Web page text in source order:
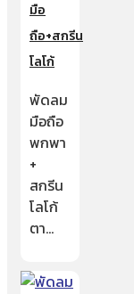
มือ
ถือ+สกรีน
โลโก้
พัดลม
มือถือ
พกพา
+
สกรีน
โลโก้
ตา…